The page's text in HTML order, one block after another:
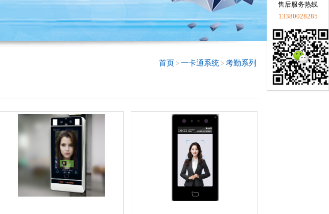
首页 > 一卡通系统 > 考勤系列
售后服务热线
13380028285